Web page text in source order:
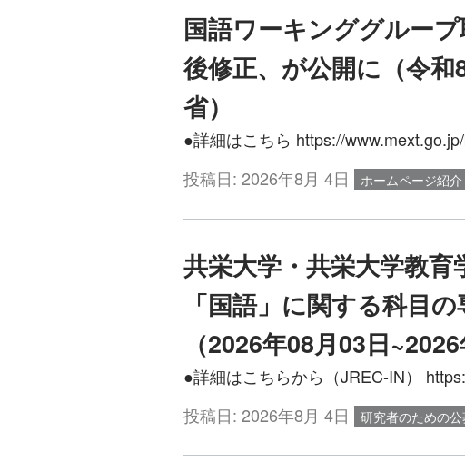
国語ワーキンググルー
後修正、が公開に（令
省）
●詳細はこちら https://
投稿日: 2026年8月 4日 ホームページ紹介
共栄大学・共栄大学教
「国語」に関する科目
（2026年08月03日
●詳細はこちらから（JREC-IN）
投稿日: 2026年8月 4日 研究者のための